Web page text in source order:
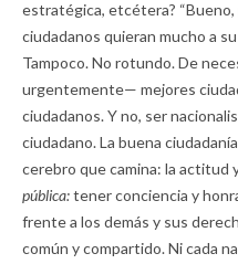
estratégica, etcétera?
ciudadanos quieran mucho a
Tampoco. No rotundo. De
urgentemente— mejores
ciudadanos. Y no, ser
ciudadano. La buena
cerebro que camina: la actitud
pública:tener conciencia y
frente a los demás y sus
común y compartido. Ni cada